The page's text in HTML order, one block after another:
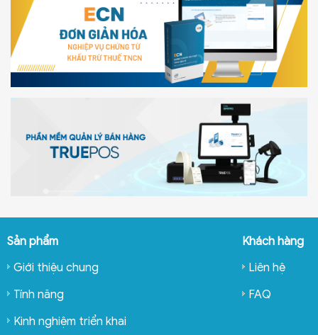
Sản phẩm
Giới thiệu chung
Tính năng
Kinh nghiệm triển khai
Khách hàng
Liên hệ
FAQ